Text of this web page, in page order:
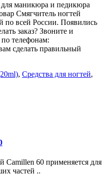
для маникюра и педикюра
Смягчитель ногтей
по всей России. Появились
заказ? Звоните и
по телефонам:
сделать правильный
, Средства для ногтей,
Camillen 60 применяется для
частей ..